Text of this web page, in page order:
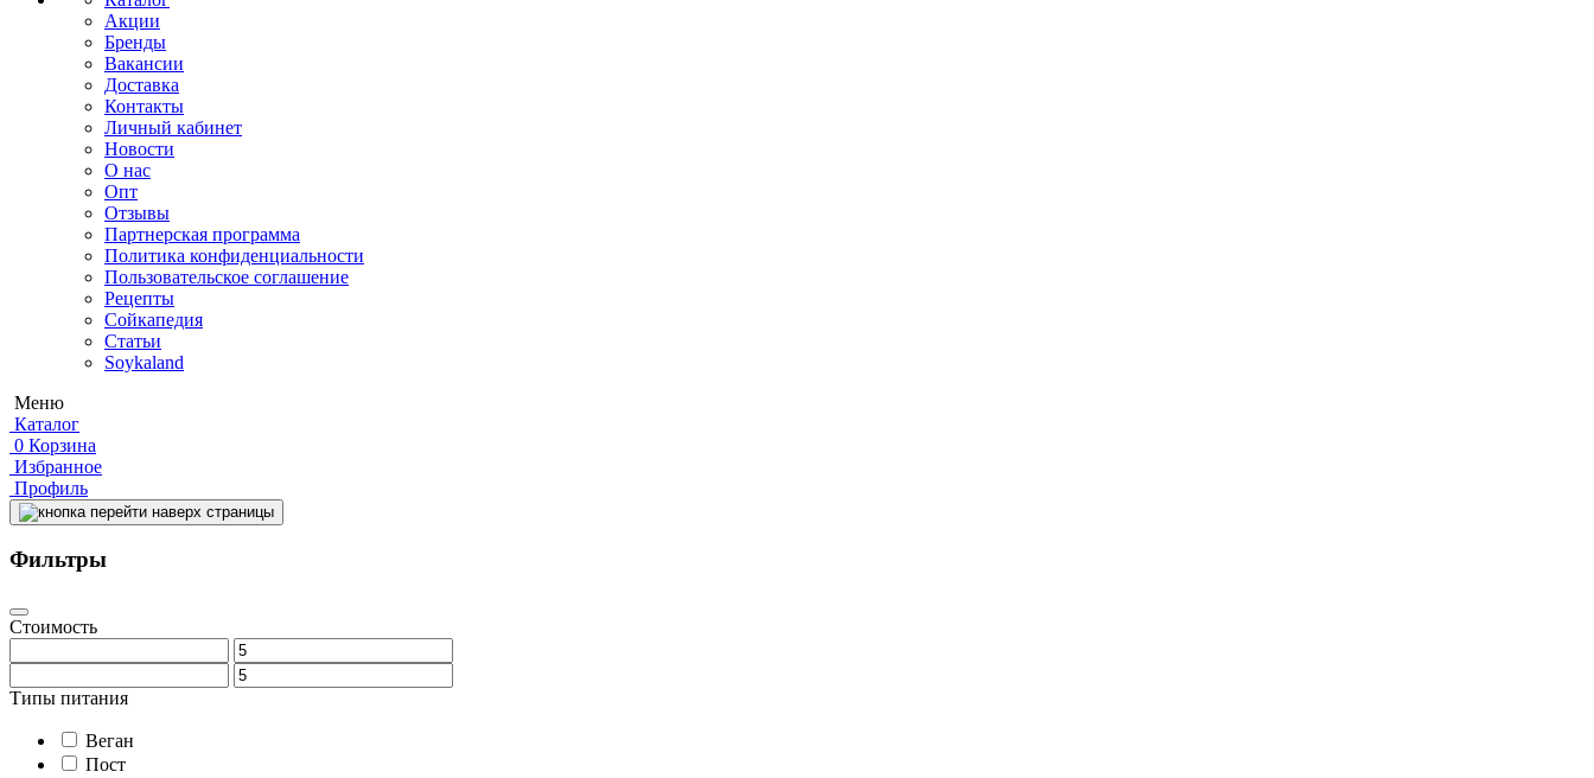
Акции
Бренды
Вакансии
Доставка
Контакты
Личный кабинет
Новости
О нас
Опт
Отзывы
Партнерская программа
Политика конфиденциальности
Пользовательское соглашение
Рецепты
Сойкапедия
Статьи
Soykaland
Меню
Каталог
0 Корзина
Избранное
Профиль
Фильтры
Стоимость
Типы питания
Веган
Пост